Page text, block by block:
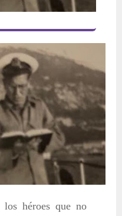
héroes que no